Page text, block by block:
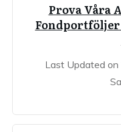
Prova Våra
Fondportföljer
Last Updated